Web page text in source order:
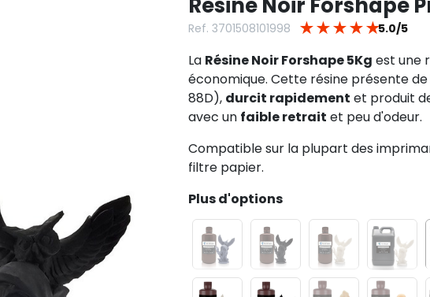
Ref. 3701508101998 ★ ★ ★ ★ ★5.0/5
La Résine Noir Forshape 5Kg est une
économique. Cette résine présente
88D), durcit rapidement et produit
avec un faible retrait et peu d'odeur.
Compatible sur la plupart des
filtre papier.
Plus d'options